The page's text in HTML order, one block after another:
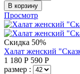
В корзину
Просмотр
Скидка 50%
Халат женский
1 180 Р 590 Р
размер :